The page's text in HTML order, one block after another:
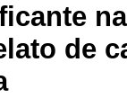
na
de